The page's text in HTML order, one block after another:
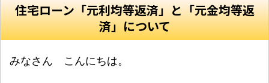
住宅ローン「元利均等返済」と「元金均等返
済」について
みなさん こんにちは。